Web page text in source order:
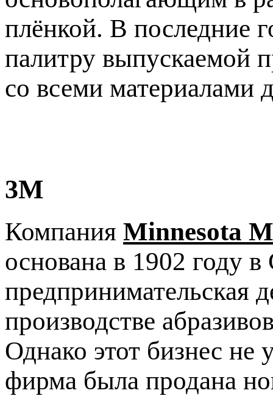
плёнкой. В последние
палитру выпускаемой
со всеми материалами
3M
Компания Minnesota
основана в 1902 году
предпринимательская
производстве
Однако этот бизнес не
фирма была продана